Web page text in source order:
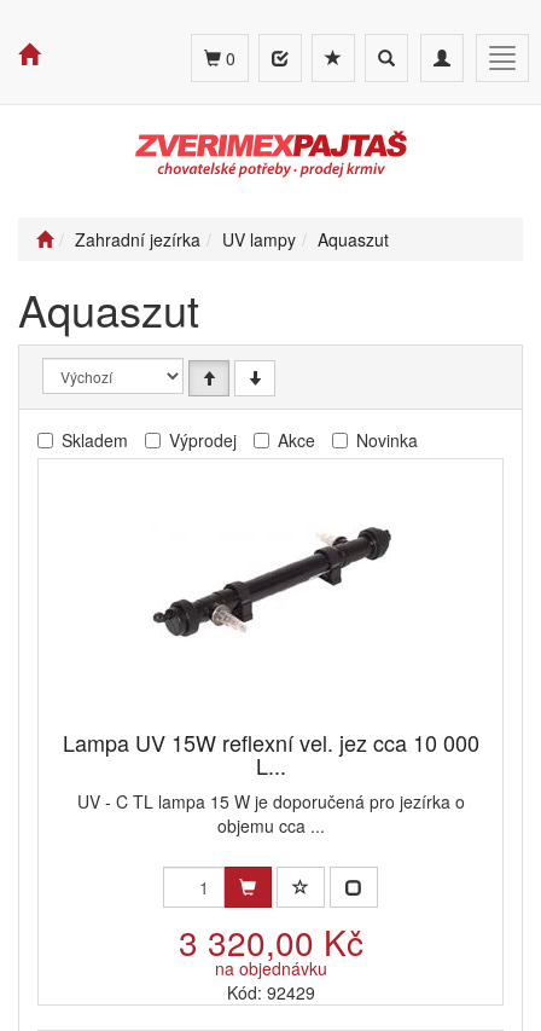
Toggle
navigation
Toggle
search
0
Zahradní jezírka UV lampy Aquaszut
Aquaszut
Skladem Výprodej Akce Novinka
Lampa UV 15W reflexní vel. jez cca 10 000
L...
UV - C TL lampa 15 W je doporučená pro jezírka o
objemu cca ...
3 320,00 Kč
na objednávku
Kód: 92429